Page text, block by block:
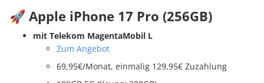
🚀 Apple iPhone 17 Pro (256GB)
mit Telekom MagentaMobil L
Zum Angebot
69,95€/Monat, einmalig 129,95€ Zuzahlung